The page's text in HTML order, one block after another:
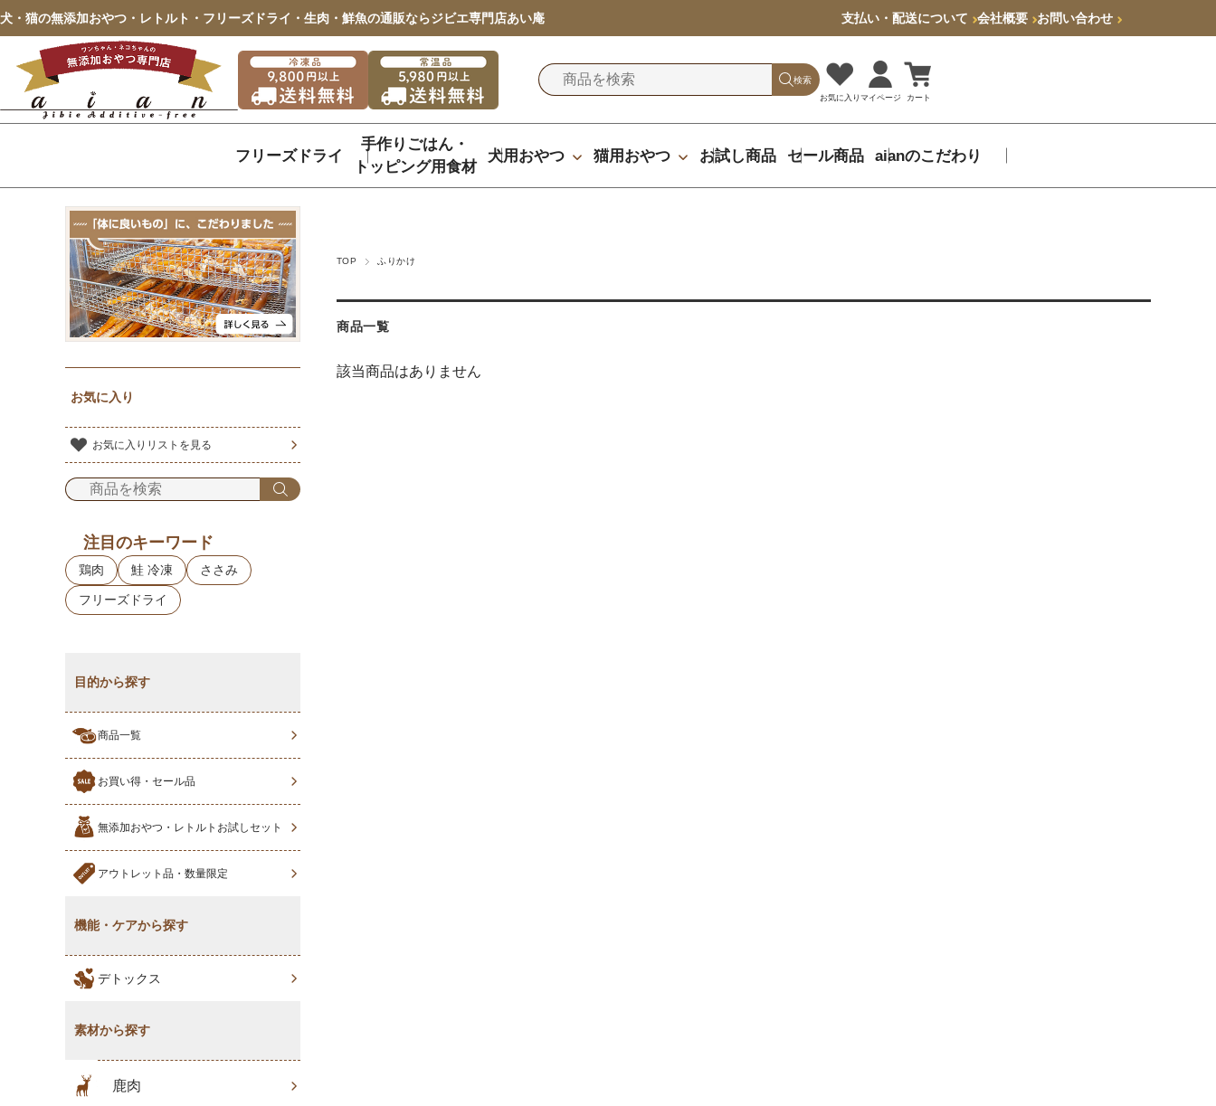
犬・猫の無添加おやつ・レトルト・フリーズドライ・生肉・鮮魚の通販ならジビエ専門店あい庵 支払い・配送について 会社概要 お問い合わせ
検索
お気に入り マイページ カート
フリーズドライ
手作りごはん・
トッピング用食材
犬用おやつ 猫用おやつ お試し商品 セール商品 aianのこだわり
TOP ふりかけ
商品一覧
該当商品はありません
お気に入り
お気に入りリストを見る
注目のキーワード
鶏肉 鮭 冷凍 ささみ
フリーズドライ
目的から探す
商品一覧
お買い得・セール品
無添加おやつ・レトルトお試しセット
アウトレット品・数量限定
機能・ケアから探す
デトックス
素材から探す
鹿肉